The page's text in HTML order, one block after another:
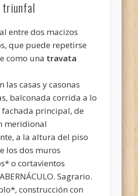
triunfal
entre dos macizos
que puede repetirse
como una travata
las casas y casonas
balconada corrida a lo
principal, de
meridional
a la altura del piso
los dos muros
o cortavientos
Sagrario.
construcción con